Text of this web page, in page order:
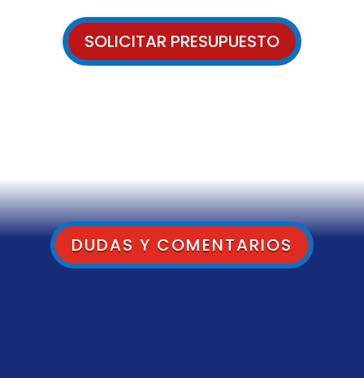
SOLICITAR PRESUPUESTO
DUDAS Y COMENTARIOS